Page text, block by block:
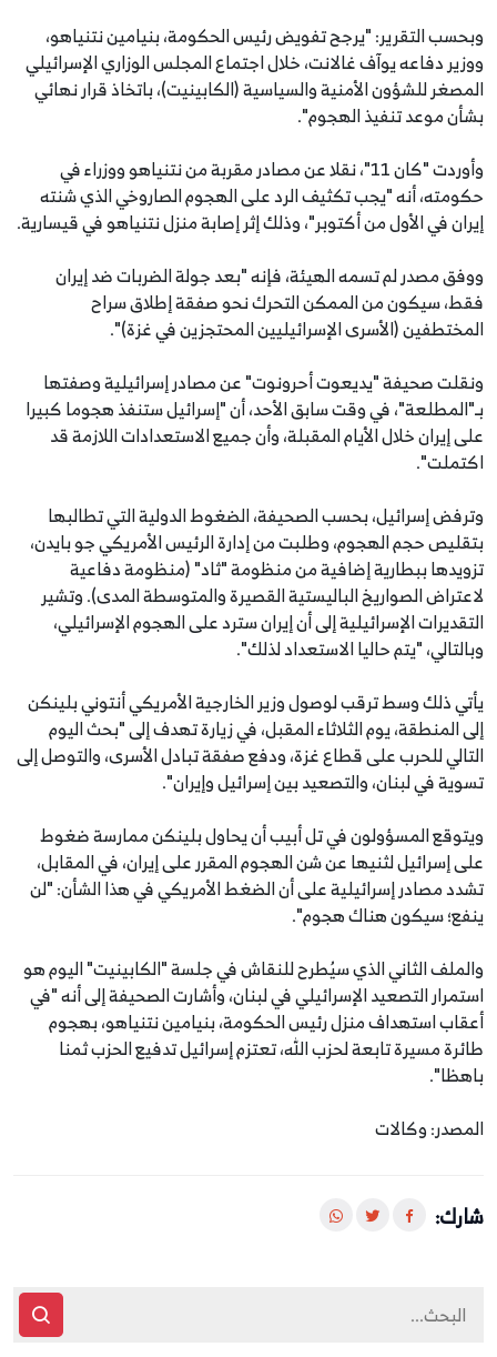
وبحسب التقرير: "يرجح تفويض رئيس الحكومة، بنيامين نتنياهو،
ووزير دفاعه يوآف غالانت، خلال اجتماع المجلس الوزاري الإسرائيلي
المصغر للشؤون الأمنية والسياسية (الكابينيت)، باتخاذ قرار نهائي
بشأن موعد تنفيذ الهجوم".
وأوردت "كان 11"، نقلا عن مصادر مقربة من نتنياهو ووزراء في
حكومته، أنه "يجب تكثيف الرد على الهجوم الصاروخي الذي شنته
إيران في الأول من أكتوبر"، وذلك إثر إصابة منزل نتنياهو في قيسارية.
ووفق مصدر لم تسمه الهيئة، فإنه "بعد جولة الضربات ضد إيران
فقط، سيكون من الممكن التحرك نحو صفقة إطلاق سراح
المختطفين (الأسرى الإسرائيليين المحتجزين في غزة)".
ونقلت صحيفة "يديعوت أحرونوت" عن مصادر إسرائيلية وصفتها
بـ"المطلعة"، في وقت سابق الأحد، أن "إسرائيل ستنفذ هجوما كبيرا
على إيران خلال الأيام المقبلة، وأن جميع الاستعدادات اللازمة قد
اكتملت".
وترفض إسرائيل، بحسب الصحيفة، الضغوط الدولية التي تطالبها
بتقليص حجم الهجوم، وطلبت من إدارة الرئيس الأمريكي جو بايدن،
تزويدها ببطارية إضافية من منظومة "ثاد" (منظومة دفاعية
لاعتراض الصواريخ الباليستية القصيرة والمتوسطة المدى). وتشير
التقديرات الإسرائيلية إلى أن إيران سترد على الهجوم الإسرائيلي،
وبالتالي، "يتم حاليا الاستعداد لذلك".
يأتي ذلك وسط ترقب لوصول وزير الخارجية الأمريكي أنتوني بلينكن
إلى المنطقة، يوم الثلاثاء المقبل، في زيارة تهدف إلى "بحث اليوم
التالي للحرب على قطاع غزة، ودفع صفقة تبادل الأسرى، والتوصل إلى
تسوية في لبنان، والتصعيد بين إسرائيل وإيران".
ويتوقع المسؤولون في تل أبيب أن يحاول بلينكن ممارسة ضغوط
على إسرائيل لثنيها عن شن الهجوم المقرر على إيران، في المقابل،
تشدد مصادر إسرائيلية على أن الضغط الأمريكي في هذا الشأن: "لن
ينفع؛ سيكون هناك هجوم".
والملف الثاني الذي سيُطرح للنقاش في جلسة "الكابينيت" اليوم هو
استمرار التصعيد الإسرائيلي في لبنان، وأشارت الصحيفة إلى أنه "في
أعقاب استهداف منزل رئيس الحكومة، بنيامين نتنياهو، بهجوم
طائرة مسيرة تابعة لحزب الله، تعتزم إسرائيل تدفيع الحزب ثمنا
باهظا".
المصدر: وكالات
شارك: